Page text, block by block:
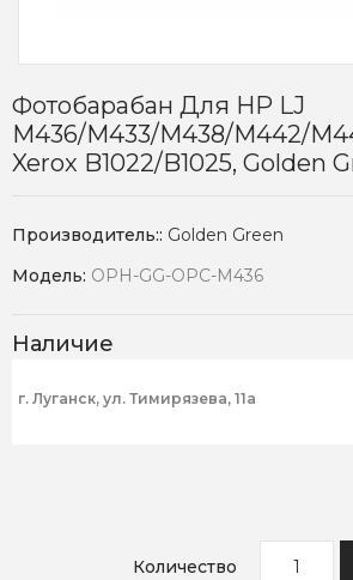
Фотобарабан Для HP LJ
M436/M433/M438/M442/
Xerox B1022/B1025, Golden
Производитель:: Golden Green
Модель: OPH-GG-OPC-M436
Наличие
г. Луганск, ул. Тимирязева, 11а
Количество